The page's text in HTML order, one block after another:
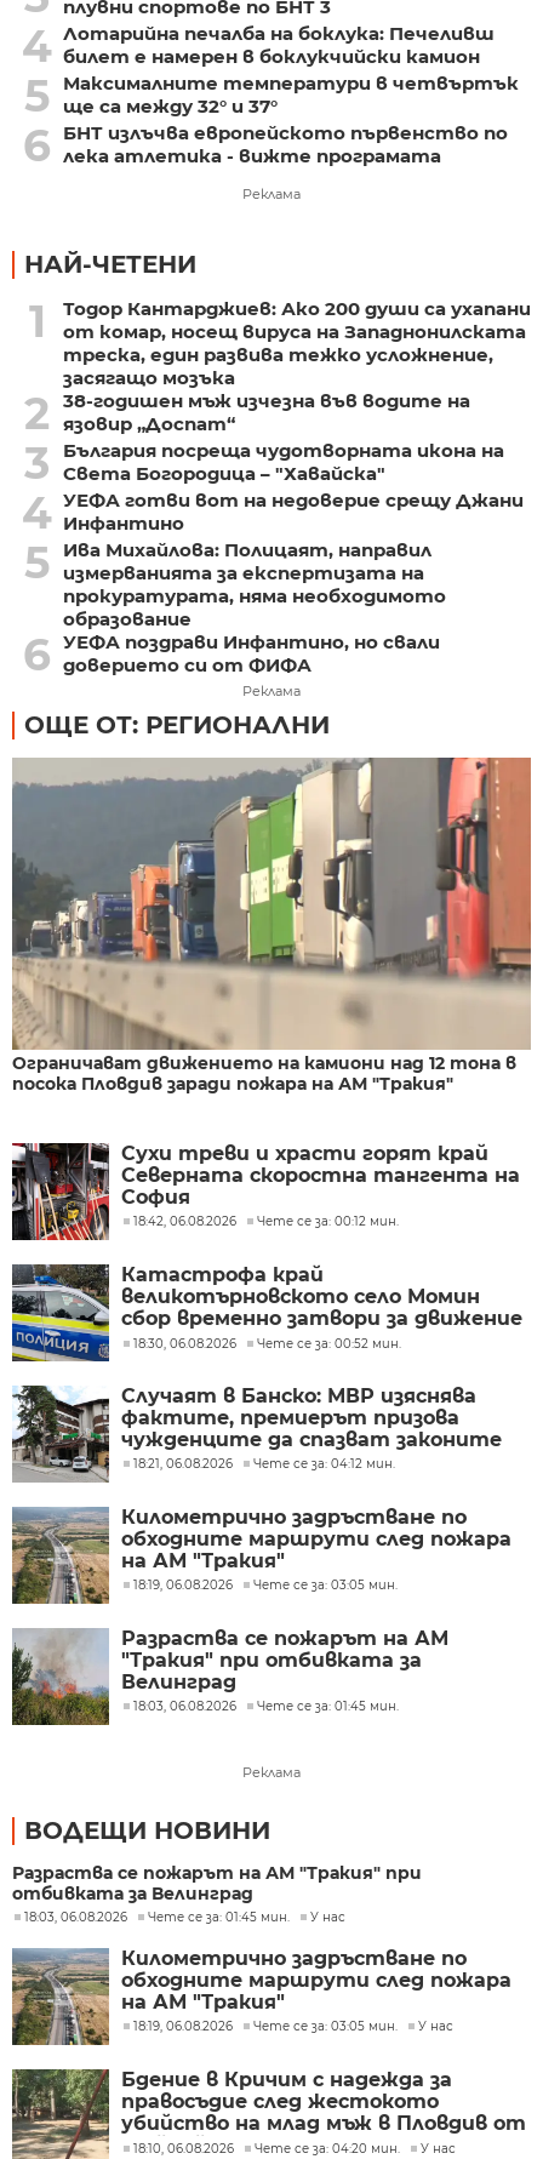
плувни спортове по БНТ 3
4 Лотарийна печалба на боклука: Печеливш
билет е намерен в боклукчийски камион
5
Максималните температури в четвъртък
ще са между 32° и 37°
6
БНТ излъчва европейското първенство по
лека атлетика - вижте програмата
Реклама
НАЙ-ЧЕТЕНИ
1
Тодор Кантарджиев: Ако 200 души са ухапани
от комар, носещ вируса на Западнонилската
треска, един развива тежко усложнение,
засягащо мозъка
2
38-годишен мъж изчезна във водите на
язовир „Доспат“
3
България посреща чудотворната икона на
Света Богородица – "Хавайска"
4 УЕФА готви вот на недоверие срещу Джани
Инфантино
5
Ива Михайлова: Полицаят, направил
измерванията за експертизата на
прокуратурата, няма необходимото
образование
6 УЕФА поздрави Инфантино, но свали
доверието си от ФИФА
Реклама
ОЩЕ ОТ: РЕГИОНАЛНИ
Ограничават движението на камиони над 12 тона в
посока Пловдив заради пожара на АМ "Тракия"
Сухи треви и храсти горят край
Северната скоростна тангента на
София
18:42, 06.08.2026 Чете се за: 00:12 мин.
Катастрофа край
великотърновското село Момин
сбор временно затвори за движение
главния път София – Варна
18:30, 06.08.2026 Чете се за: 00:52 мин.
Случаят в Банско: МВР изяснява
фактите, премиерът призова
чужденците да спазват законите
18:21, 06.08.2026 Чете се за: 04:12 мин.
Километрично задръстване по
обходните маршрути след пожара
на АМ "Тракия"
18:19, 06.08.2026 Чете се за: 03:05 мин.
Разраства се пожарът на АМ
"Тракия" при отбивката за
Велинград
18:03, 06.08.2026 Чете се за: 01:45 мин.
Реклама
ВОДЕЩИ НОВИНИ
Разраства се пожарът на АМ "Тракия" при
отбивката за Велинград
18:03, 06.08.2026 Чете се за: 01:45 мин. У нас
Километрично задръстване по
обходните маршрути след пожара
на АМ "Тракия"
18:19, 06.08.2026 Чете се за: 03:05 мин. У нас
Бдение в Кричим с надежда за
правосъдие след жестокото
убийство на млад мъж в Пловдив от
тийнейджъри
18:10, 06.08.2026 Чете се за: 04:20 мин. У нас